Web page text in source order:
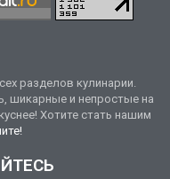
разделов кулинарии.
шикарные и непростые на
Хотите стать нашим